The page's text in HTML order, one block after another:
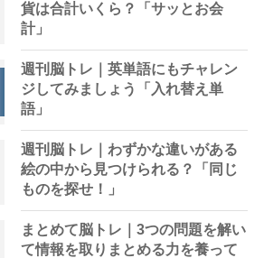
貨は合計いくら？「サッとお会
計」
週刊脳トレ｜英単語にもチャレン
ジしてみましょう「入れ替え単
語」
週刊脳トレ｜わずかな違いがある
絵の中から見つけられる？「同じ
ものを探せ！」
まとめて脳トレ｜3つの問題を解い
て情報を取りまとめる力を養って